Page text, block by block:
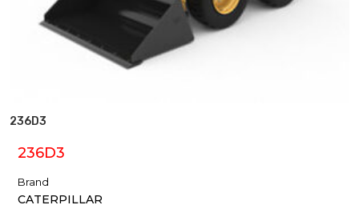
236D3
236D3
Brand
CATERPILLAR